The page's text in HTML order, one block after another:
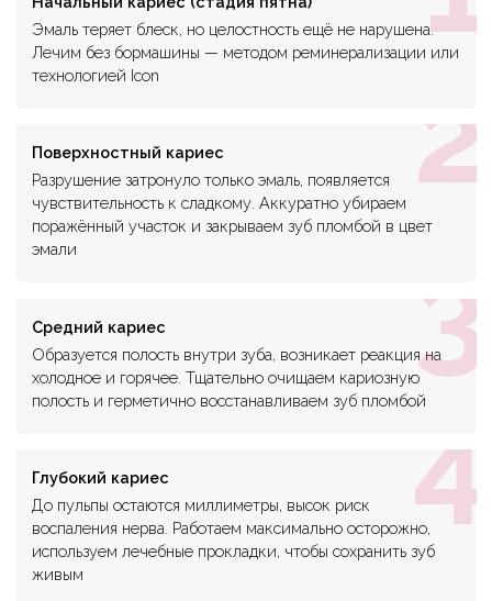
Эмаль теряет блеск, но целостность ещё не нарушена.
Лечим без бормашины — методом реминерализации или
технологией Icon
2
Поверхностный кариес
Разрушение затронуло только эмаль, появляется
чувствительность к сладкому. Аккуратно убираем
поражённый участок и закрываем зуб пломбой в цвет
эмали
3
Средний кариес
Образуется полость внутри зуба, возникает реакция на
холодное и горячее. Тщательно очищаем кариозную
полость и герметично восстанавливаем зуб пломбой4
Глубокий кариес
До пульпы остаются миллиметры, высок риск
воспаления нерва. Работаем максимально осторожно,
используем лечебные прокладки, чтобы сохранить зуб
живым